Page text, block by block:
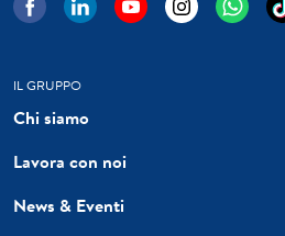
IL GRUPPO
Chi siamo
Lavora con noi
News & Eventi